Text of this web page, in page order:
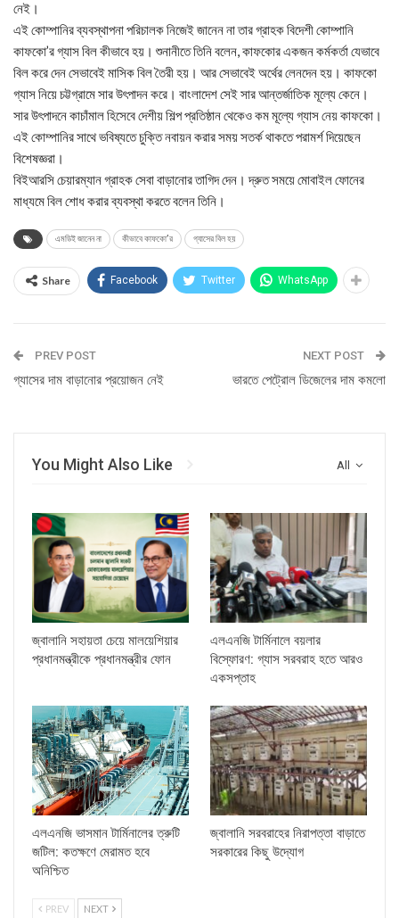
নেই।
এই কোম্পানির ব্যবস্থাপনা পরিচালক নিজেই জানেন না তার গ্রাহক বিদেশী কোম্পানি
কাফকো’র গ্যাস বিল কীভাবে হয়। শুনানীতে তিনি বলেন, কাফকোর একজন কর্মকর্তা যেভাবে
বিল করে দেন সেভাবেই মাসিক বিল তৈরী হয়। আর সেভাবেই অর্থের লেনদেন হয়। কাফকো
গ্যাস নিয়ে চট্টগ্রামে সার উৎপাদন করে। বাংলাদেশ সেই সার আন্তর্জাতিক মূল্যে কেনে।
সার উৎপাদনে কাচাঁমাল হিসেবে দেশীয় শিল্প প্রতিষ্ঠান থেকেও কম মূল্যে গ্যাস নেয় কাফকো।
এই কোম্পানির সাথে ভবিষ্যতে চুক্তি নবায়ন করার সময় সতর্ক থাকতে পরামর্শ দিয়েছেন
বিশেষজ্ঞরা।
বিইআরসি চেয়ারম্যান গ্রাহক সেবা বাড়ানোর তাগিদ দেন। দ্রুত সময়ে মোবাইল ফোনের
মাধ্যমে বিল শোধ করার ব্যবস্থা করতে বলেন তিনি।
এমডিই জানেন না কীভাবে কাফকো’র গ্যাসের বিল হয়
Share Facebook Twitter WhatsApp
PREV POST
গ্যাসের দাম বাড়ানোর প্রয়োজন নেই
NEXT POST
ভারতে পেট্রোল ডিজেলের দাম কমলো
All
You Might Also Like
জ্বালানি সহায়তা চেয়ে মালয়েশিয়ার
প্রধানমন্ত্রীকে প্রধানমন্ত্রীর ফোন
এলএনজি টার্মিনালে বয়লার
বিস্ফোরণ: গ্যাস সরবরাহ হতে আরও
একসপ্তাহ
এলএনজি ভাসমান টার্মিনালের ত্রুটি
জটিল: কতক্ষণে মেরামত হবে
অনিশ্চিত
জ্বালানি সরবরাহের নিরাপত্তা বাড়াতে
সরকারের কিছু উদ্যোগ
PREV NEXT